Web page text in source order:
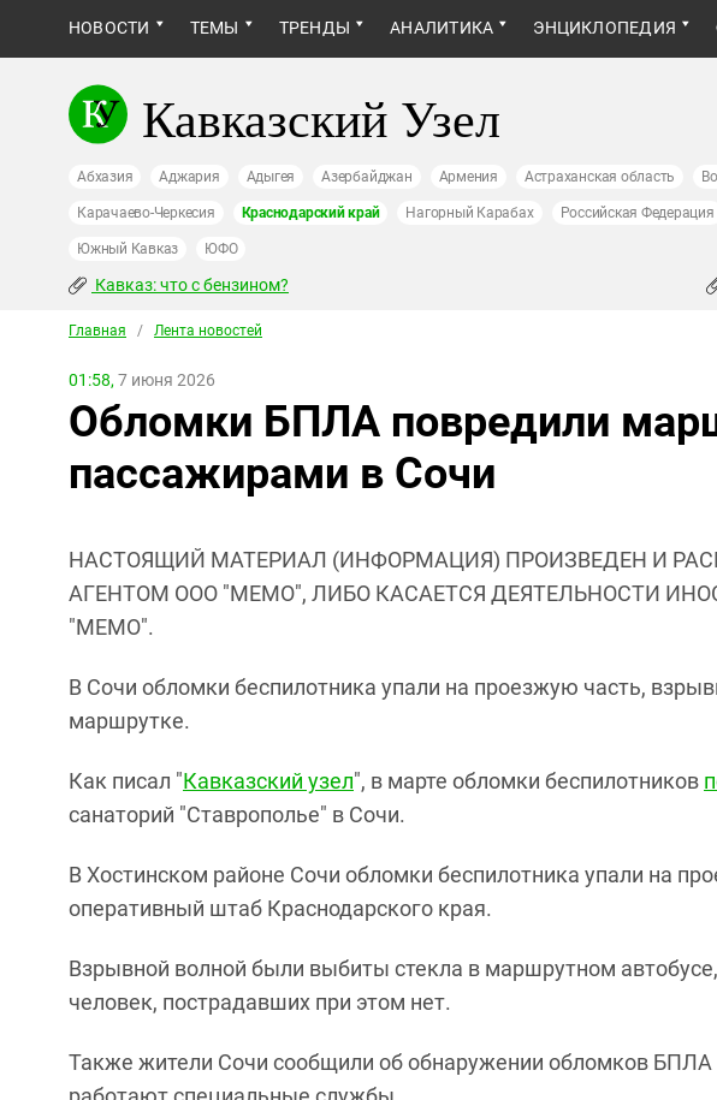
НОВОСТИ ТЕМЫ ТРЕНДЫ АНАЛИТИКА ЭНЦИКЛОПЕДИЯ
Кавказский Узел
Абхазия Аджария Адыгея Азербайджан Армения Астраханская область
Карачаево-Черкесия Краснодарский край Нагорный Карабах Российская Федерация
Южный Кавказ ЮФО
Кавказ: что с бензином?
Главная / Лента новостей
01:58, 7 июня 2026
Обломки БПЛА повредили
пассажирами в Сочи
НАСТОЯЩИЙ МАТЕРИАЛ (ИНФОРМАЦИЯ) ПРОИЗВЕДЕН И
АГЕНТОМ ООО "МЕМО", ЛИБО КАСАЕТСЯ ДЕЯТЕЛЬНОСТИ
"МЕМО".
В Сочи обломки беспилотника упали на проезжую часть,
маршрутке.
Как писал "Кавказский узел", в марте обломки беспилотников
санаторий "Ставрополье" в Сочи.
В Хостинском районе Сочи обломки беспилотника упали на
оперативный штаб Краснодарского края.
Взрывной волной были выбиты стекла в маршрутном
человек, пострадавших при этом нет.
Также жители Сочи сообщили об обнаружении обломков БПЛА